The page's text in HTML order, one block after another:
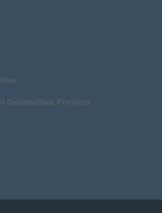
Geräteschutz Premium